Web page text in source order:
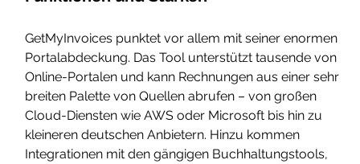
GetMyInvoices punktet vor allem mit seiner enormen
Portalabdeckung. Das Tool unterstützt tausende von
Online-Portalen und kann Rechnungen aus einer sehr
breiten Palette von Quellen abrufen – von großen
Cloud-Diensten wie AWS oder Microsoft bis hin zu
kleineren deutschen Anbietern. Hinzu kommen
Integrationen mit den gängigen Buchhaltungstools,